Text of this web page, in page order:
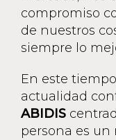
compromiso
de nuestros
siempre lo
En este
actualidad
ABIDIS
persona es